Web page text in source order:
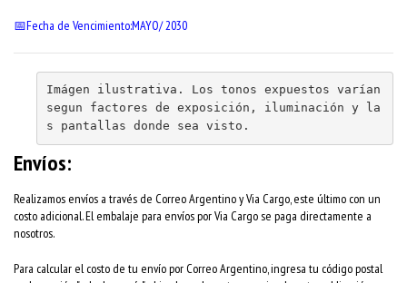
📅Fecha de Vencimiento:MAYO/ 2030
Imágen ilustrativa. Los tonos expuestos varían
segun factores de exposición, iluminación y la
s pantallas donde sea visto.
Envíos:
Realizamos envíos a través de Correo Argentino y Via Cargo, este último con un
costo adicional. El embalaje para envíos por Via Cargo se paga directamente a
nosotros.
Para calcular el costo de tu envío por Correo Argentino, ingresa tu código postal